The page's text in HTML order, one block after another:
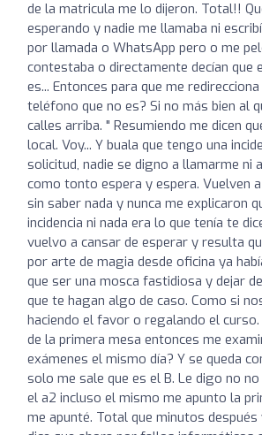
de la matricula me lo dijeron. Total!!
esperando y nadie me llamaba ni
por llamada o WhatsApp pero o me
contestaba o directamente decían que
es... Entonces para que me
teléfono que no es? Si no más bien al
calles arriba. " Resumiendo me dicen
local. Voy... Y buala que tengo una
solicitud, nadie se digno a llamarme ni
como tonto espera y espera. Vuelven
sin saber nada y nunca me explicaron
incidencia ni nada era lo que tenía te
vuelvo a cansar de esperar y resulta
por arte de magia desde oficina ya
que ser una mosca fastidiosa y dejar
que te hagan algo de caso. Como si
haciendo el favor o regalando el
de la primera mesa entonces me
exámenes el mismo día? Y se queda
solo me sale que es el B. Le digo no
el a2 incluso el mismo me apunto la
me apunté. Total que minutos después